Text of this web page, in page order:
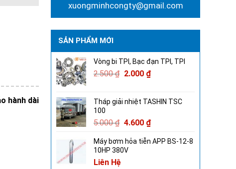
xuongminhcongty@gmail.com
SẢN PHẨM MỚI
Vòng bi TPI, Bạc đạn TPI, TPI
2.500₫ 2.000 ₫
Tháp giải nhiệt TASHIN TSC
100
5.000₫ 4.600 ₫
Máy bơm hỏa tiễn APP BS-12-8
10HP 380V
Liên Hệ
hành dài